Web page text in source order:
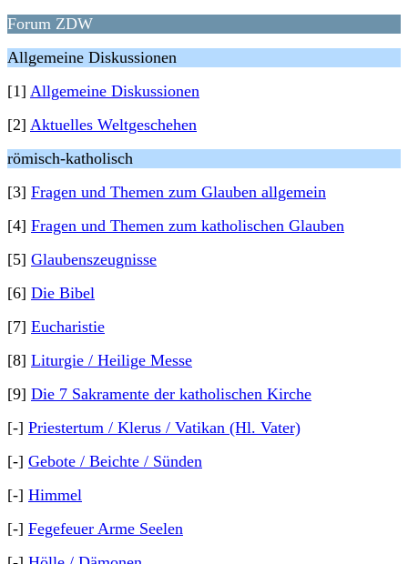
Forum ZDW
Allgemeine Diskussionen
[1] Allgemeine Diskussionen
[2] Aktuelles Weltgeschehen
römisch-katholisch
[3] Fragen und Themen zum Glauben allgemein
[4] Fragen und Themen zum katholischen Glauben
[5] Glaubenszeugnisse
[6] Die Bibel
[7] Eucharistie
[8] Liturgie / Heilige Messe
[9] Die 7 Sakramente der katholischen Kirche
[-] Priestertum / Klerus / Vatikan (Hl. Vater)
[-] Gebote / Beichte / Sünden
[-] Himmel
[-] Fegefeuer Arme Seelen